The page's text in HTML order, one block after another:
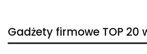
Gadżety firmowe TOP 20